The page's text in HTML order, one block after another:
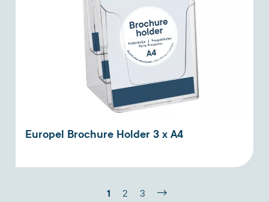
Europel Brochure Holder 3 x A4
1 2 3